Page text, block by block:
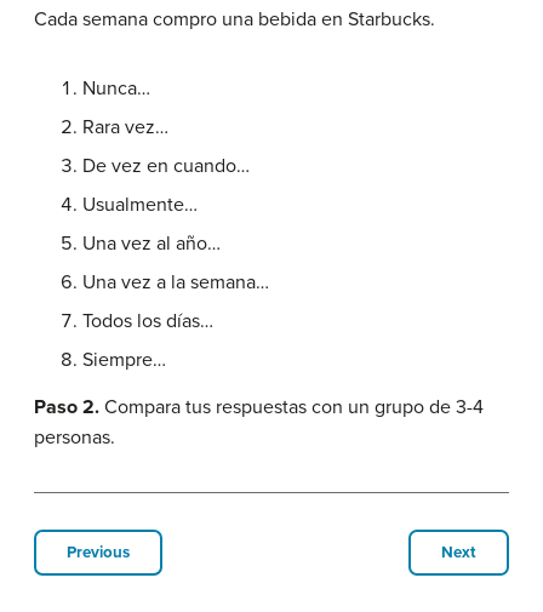
Cada semana compro una bebida en Starbucks.
Nunca…
Rara vez…
De vez en cuando…
Usualmente…
Una vez al año…
Una vez a la semana…
Todos los días…
Siempre…
Paso 2. Compara tus respuestas con un grupo de 3-4
personas.
Previous Next